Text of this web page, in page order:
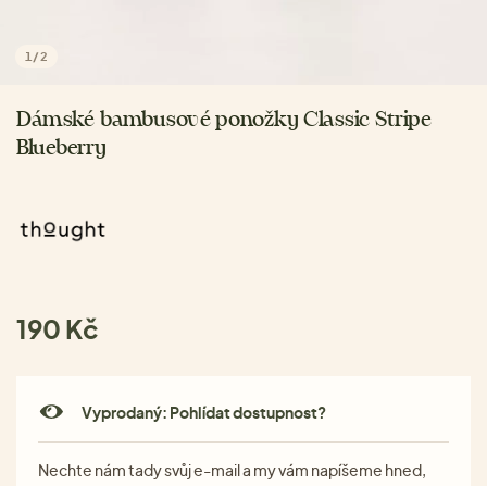
1 /2
Dámské bambusové ponožky Classic Stripe
Blueberry
190 Kč
Vyprodaný: Pohlídat dostupnost?
Nechte nám tady svůj e-mail a my vám napíšeme hned,